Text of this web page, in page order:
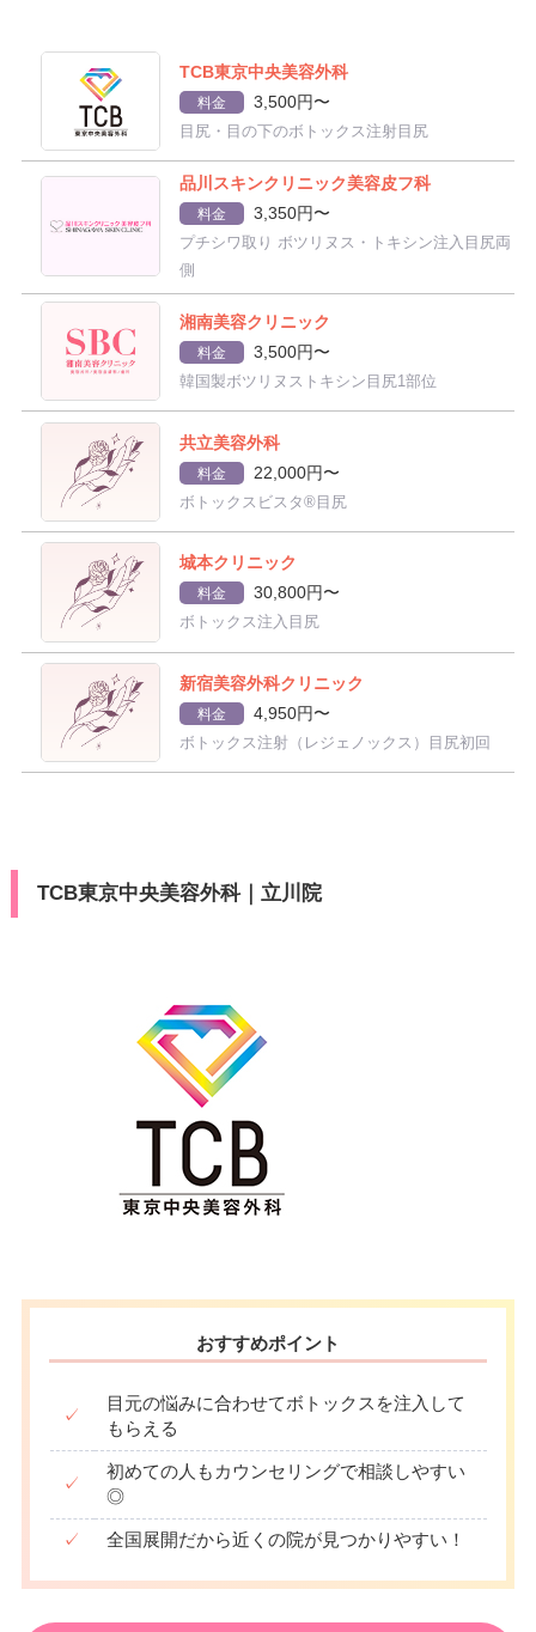
TCB東京中央美容外科
料金 3,500円〜
目尻・目の下のボトックス注射目尻
品川スキンクリニック美容皮フ科
料金 3,350円〜
プチシワ取り ボツリヌス・トキシン注入目尻両
側
湘南美容クリニック
料金 3,500円〜
韓国製ボツリヌストキシン目尻1部位
共立美容外科
料金 22,000円〜
ボトックスビスタ®目尻
城本クリニック
料金 30,800円〜
ボトックス注入目尻
新宿美容外科クリニック
料金 4,950円〜
ボトックス注射（レジェノックス）目尻初回
TCB東京中央美容外科｜立川院
おすすめポイント
✓
目元の悩みに合わせてボトックスを注入して
もらえる
✓
初めての人もカウンセリングで相談しやすい
◎
✓ 全国展開だから近くの院が見つかりやすい！